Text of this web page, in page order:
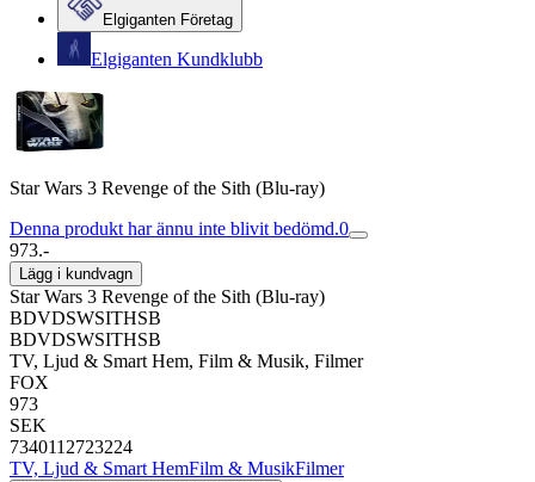
Elgiganten Företag
Elgiganten Kundklubb
Star Wars 3 Revenge of the Sith (Blu-ray)
Denna produkt har ännu inte blivit bedömd.0
973.-
Lägg i kundvagn
Star Wars 3 Revenge of the Sith (Blu-ray)
BDVDSWSITHSB
BDVDSWSITHSB
TV, Ljud & Smart Hem, Film & Musik, Filmer
FOX
973
SEK
7340112723224
TV, Ljud & Smart HemFilm & MusikFilmer